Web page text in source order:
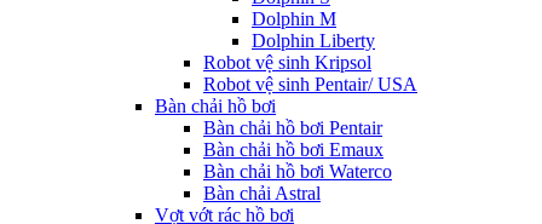
Dolphin M
Dolphin Liberty
Robot vệ sinh Kripsol
Robot vệ sinh Pentair/ USA
Bàn chải hồ bơi
Bàn chải hồ bơi Pentair
Bàn chải hồ bơi Emaux
Bàn chải hồ bơi Waterco
Bàn chải Astral
Vợt vớt rác hồ bơi